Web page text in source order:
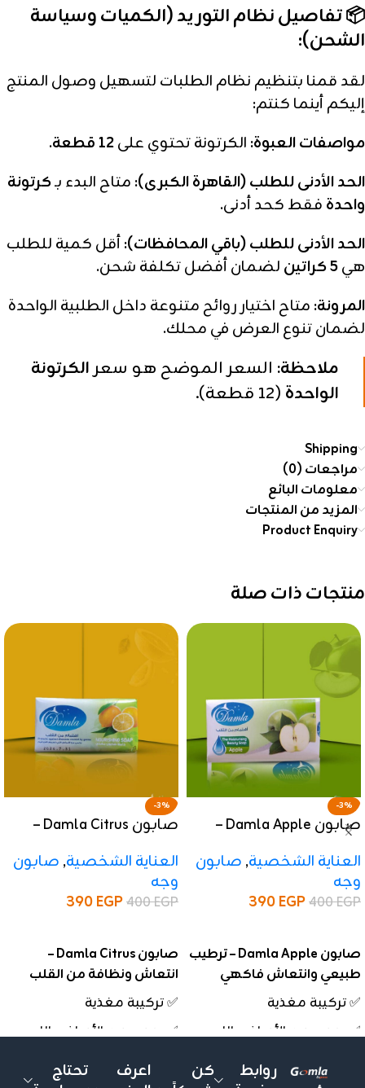
📦 تفاصيل نظام التوريد (الكميات وسياسة
الشحن):
لقد قمنا بتنظيم نظام الطلبات لتسهيل وصول المنتج
إليكم أينما كنتم:
مواصفات العبوة: الكرتونة تحتوي على12 قطعة
.
الحد الأدنى للطلب (القاهرة الكبرى): متاح البدء بـكرتونة
واحدة فقط كحد أدنى.
الحد الأدنى للطلب (باقي المحافظات):أقل كمية للطلب
هي5 كراتين
لضمان أفضل تكلفة شحن.
المرونة: متاح اختيار روائح متنوعة داخل الطلبية الواحدة
لضمان تنوع العرض في محلك.
ملاحظة: السعر الموضح هو سعرالكرتونة
الواحدة (12 قطعة).
Shipping
مراجعات (0)
معلومات البائع
المزيد من المنتجات
Product Enquiry
منتجات ذات صلة
-3%
صابون Damla Apple –
فاكهي
العناية الشخصية, صابون
وجه
400EGP
390EGP
صابون Damla Apple – ترطيب
طبيعي وانتعاش فاكهي
✅ تركيبة مغذية
✅ يحمي من الأمراض اللي
✅ ريحة منعشة ولمسة
-3%
صابون Damla Citrus –
العناية الشخصية, صابون
وجه
400EGP
390EGP
صابون Damla Citrus –
انتعاش ونظافة من القلب
✅ تركيبة مغذية
✅ يحمي من الأمراض اللي
✅ ريحة منعشة ولمسة
روابط
كن
اعرف
تحتاج